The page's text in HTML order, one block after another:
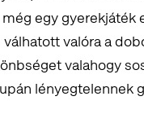
egy
valóra a
valahogy
lényegtelennek